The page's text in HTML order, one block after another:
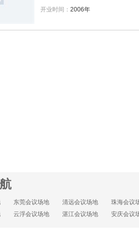
开业时间： 2006年
东莞会议场地 清远会议场地
珠海会议
云浮会议场地 湛江会议场地 安庆会议